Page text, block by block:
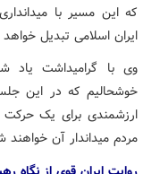
که این مسیر با
ایران اسلامی تبدیل
وی با گرامیداشت یاد
خوشحالیم که در این
ارزشمندی برای یک حرکت
مردم میداندار آن